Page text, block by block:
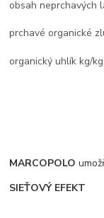
obsah neprchavých
prchavé organické
organický uhlík kg/
MARCOPOLO
SIEŤOVÝ EFEKT